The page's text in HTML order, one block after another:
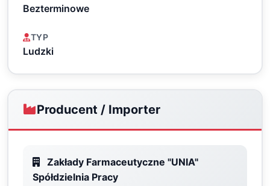
Bezterminowe
TYP
Ludzki
Producent / Importer
Zakłady Farmaceutyczne "UNIA"
Spółdzielnia Pracy